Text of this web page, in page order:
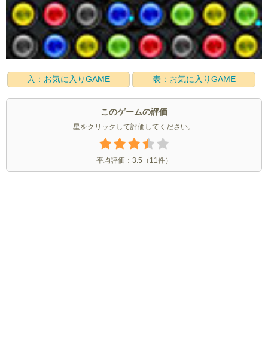
入：お気に入りGAME 表：お気に入りGAME
このゲームの評価
星をクリックして評価してください。
平均評価： 3.5 （ 11件）